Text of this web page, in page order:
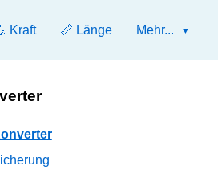
Kraft 📏 Länge Mehr...